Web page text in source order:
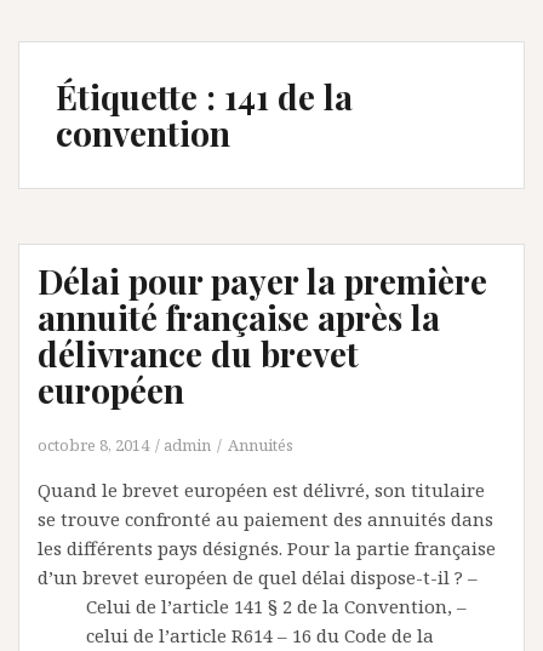
Étiquette : 141 de la
convention
Délai pour payer la première
annuité française après la
délivrance du brevet
européen
octobre 8, 2014 admin Annuités
Quand le brevet européen est délivré, son titulaire
se trouve confronté au paiement des annuités dans
les différents pays désignés. Pour la partie française
d’un brevet européen de quel délai dispose-t-il ? –
Celui de l’article 141 § 2 de la Convention, –
celui de l’article R614 – 16 du Code de la